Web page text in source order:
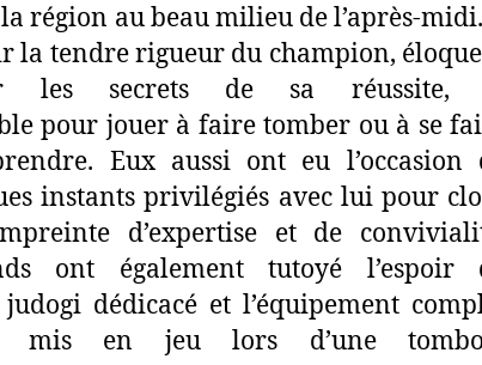
région au beau milieu de l’après-
la tendre rigueur du champion,
les secrets de sa réussite,
pour jouer à faire tomber ou à se
Eux aussi ont eu l’occasion
instants privilégiés avec lui pour
d’expertise et de
ont également tutoyé l’espoir
dédicacé et l’équipement
mis en jeu lors d’une